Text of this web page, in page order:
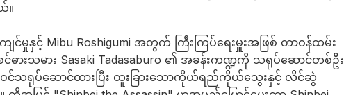
။
ျင်မှုနှင့် Mibu Roshigumi အတွက် ကြီးကြပ်ရေးမှူးအဖြစ် တာဝန်ထမ်း
ဓားသမား Sasaki Tadasaburo ၏ အခန်းကဏ္ဍကို သရုပ်ဆောင်တစ်ဦး
င်သရုပ်ဆောင်ထားပြီး ထူးခြားသောကိုယ်ရည်ကိုယ်သွေးနှင့် လိင်ဆွဲ